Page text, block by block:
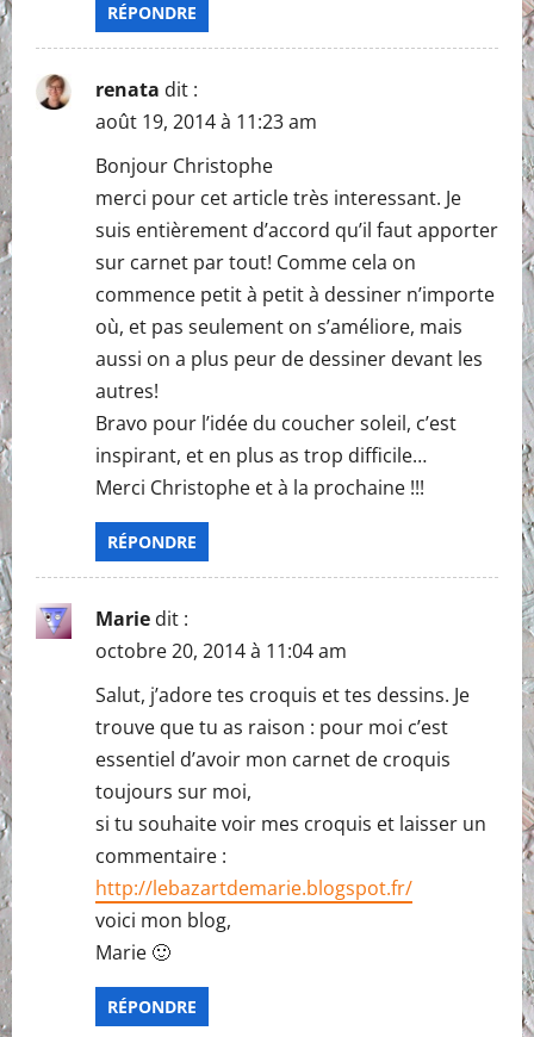
RÉPONDRE
renata dit :
août 19, 2014 à 11:23 am
Bonjour Christophe
merci pour cet article très interessant. Je
suis entièrement d’accord qu’il faut apporter
sur carnet par tout! Comme cela on
commence petit à petit à dessiner n’importe
où, et pas seulement on s’améliore, mais
aussi on a plus peur de dessiner devant les
autres!
Bravo pour l’idée du coucher soleil, c’est
inspirant, et en plus as trop difficile…
Merci Christophe et à la prochaine !!!
RÉPONDRE
Marie dit :
octobre 20, 2014 à 11:04 am
Salut, j’adore tes croquis et tes dessins. Je
trouve que tu as raison : pour moi c’est
essentiel d’avoir mon carnet de croquis
toujours sur moi,
si tu souhaite voir mes croquis et laisser un
commentaire :
http://lebazartdemarie.blogspot.fr/
voici mon blog,
Marie 🙂
RÉPONDRE